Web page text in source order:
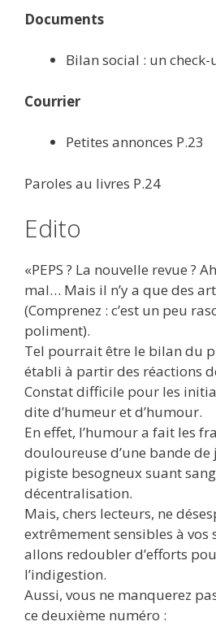
Documents
Bilan social : un
Courrier
Petites annonces P.23
Paroles au livres P.24
Edito
«PEPS ? La nouvelle revue ?
mal… Mais il n’y a que des
(Comprenez : c’est un peu
poliment).
Tel pourrait être le bilan du
établi à partir des réactions
Constat difficile pour les
dite d’humeur et d’humour.
En effet, l’humour a fait les
douloureuse d’une bande
pigiste besogneux suant
décentralisation.
Mais, chers lecteurs, ne
extrêmement sensibles à vos
allons redoubler d’efforts
l’indigestion.
Aussi, vous ne manquerez
ce deuxième numéro :